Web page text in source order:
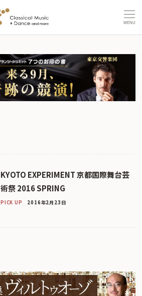
MENU
KYOTO EXPERIMENT 京都国際舞台芸
術祭 2016 SPRING
PICK UP 2016年2月23日